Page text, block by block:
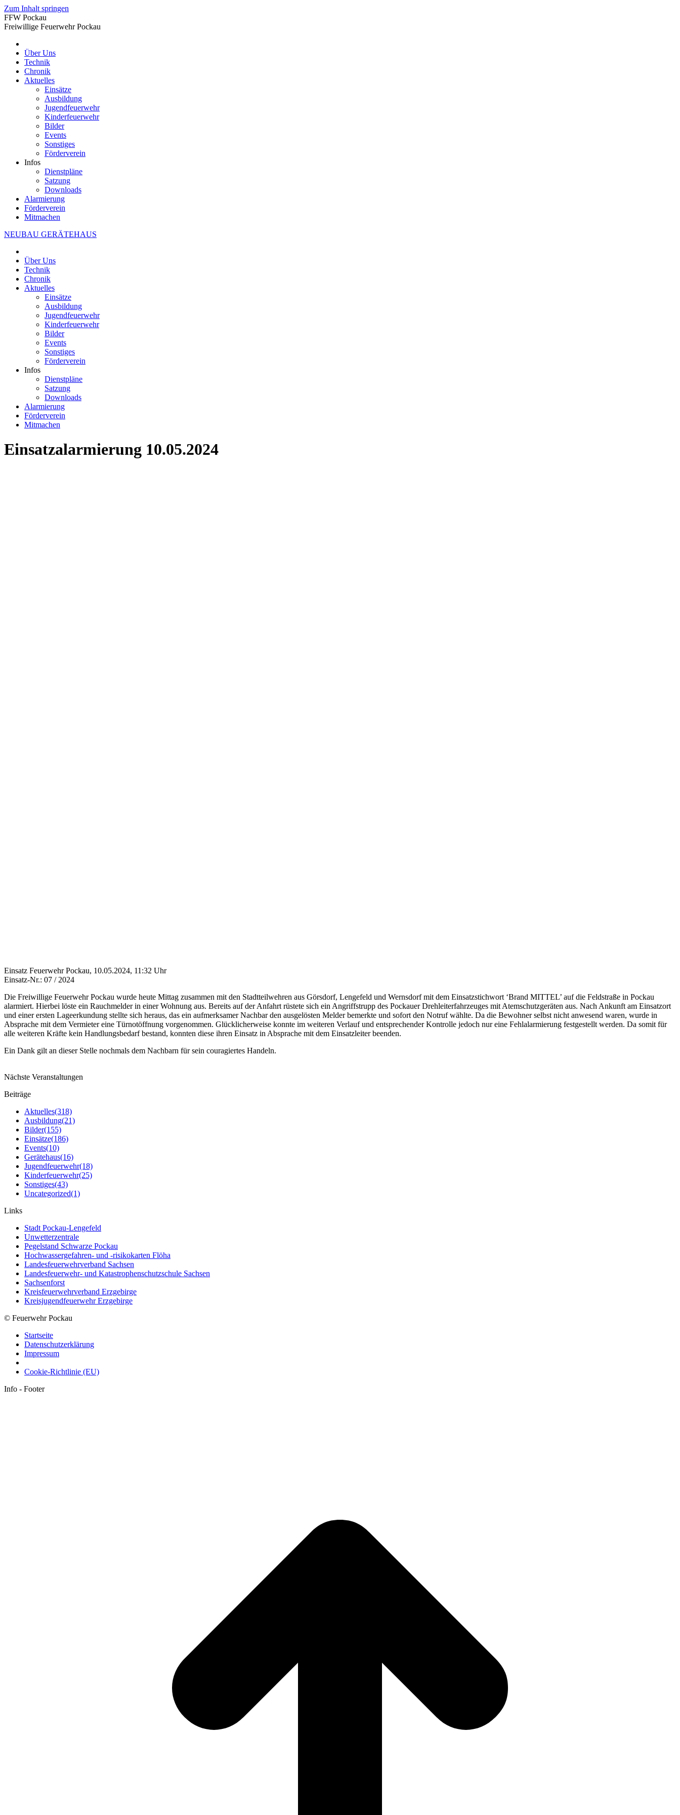
Zum Inhalt springen
FFW Pockau
Freiwillige Feuerwehr Pockau
Über Uns
Technik
Chronik
Aktuelles
Einsätze
Ausbildung
Jugendfeuerwehr
Kinderfeuerwehr
Bilder
Events
Sonstiges
Förderverein
Infos
Dienstpläne
Satzung
Downloads
Alarmierung
Förderverein
Mitmachen
NEUBAU GERÄTEHAUS
Über Uns
Technik
Chronik
Aktuelles
Einsätze
Ausbildung
Jugendfeuerwehr
Kinderfeuerwehr
Bilder
Events
Sonstiges
Förderverein
Infos
Dienstpläne
Satzung
Downloads
Alarmierung
Förderverein
Mitmachen
Einsatzalarmierung 10.05.2024
Einsatz Feuerwehr Pockau, 10.05.2024, 11:32 Uhr
Einsatz-Nr.: 07 / 2024
Die Freiwillige Feuerwehr Pockau wurde heute Mittag zusammen mit den Stadtteilwehren aus Görsdorf, Lengefeld und Wernsdorf mit dem Einsatzstichwort ‘Brand MITTEL’ auf die Feldstraße in Pockau
alarmiert. Hierbei löste ein Rauchmelder in einer Wohnung aus. Bereits auf der Anfahrt rüstete sich ein Angriffstrupp des Pockauer Drehleiterfahrzeuges mit Atemschutzgeräten aus. Nach Ankunft am Einsatzort
und einer ersten Lageerkundung stellte sich heraus, das ein aufmerksamer Nachbar den ausgelösten Melder bemerkte und sofort den Notruf wählte. Da die Bewohner selbst nicht anwesend waren, wurde in
Absprache mit dem Vermieter eine Türnotöffnung vorgenommen. Glücklicherweise konnte im weiteren Verlauf und entsprechender Kontrolle jedoch nur eine Fehlalarmierung festgestellt werden. Da somit für
alle weiteren Kräfte kein Handlungsbedarf bestand, konnten diese ihren Einsatz in Absprache mit dem Einsatzleiter beenden.
Ein Dank gilt an dieser Stelle nochmals dem Nachbarn für sein couragiertes Handeln.
Nächste Veranstaltungen
Beiträge
Aktuelles(318)
Ausbildung(21)
Bilder(155)
Einsätze(186)
Events(10)
Gerätehaus(16)
Jugendfeuerwehr(18)
Kinderfeuerwehr(25)
Sonstiges(43)
Uncategorized(1)
Links
Stadt Pockau-Lengefeld
Unwetterzentrale
Pegelstand Schwarze Pockau
Hochwassergefahren- und -risikokarten Flöha
Landesfeuerwehrverband Sachsen
Landesfeuerwehr- und Katastrophenschutzschule Sachsen
Sachsenforst
Kreisfeuerwehrverband Erzgebirge
Kreisjugendfeuerwehr Erzgebirge
© Feuerwehr Pockau
Startseite
Datenschutzerklärung
Impressum
Cookie-Richtlinie (EU)
Info - Footer